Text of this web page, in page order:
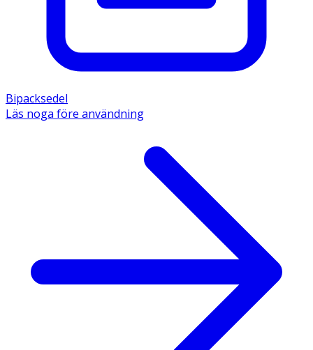
Bipacksedel
Läs noga före användning